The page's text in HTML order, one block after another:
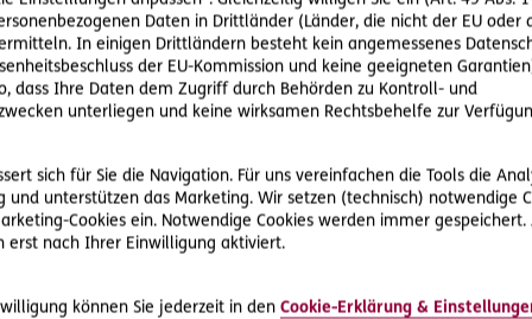
Daten in Drittländer (Länder, die nicht der EU oder
In einigen Drittländern besteht kein angemessenes
der EU-Kommission und keine geeigneten
dass Ihre Daten dem Zugriff durch Behörden zu Kontroll- und
unterliegen und keine wirksamen Rechtsbehelfe zur
sich für Sie die Navigation. Für uns vereinfachen die Tools die
und unterstützen das Marketing. Wir setzen (technisch) notwendige
Cookies ein. Notwendige Cookies werden immer
erst nach Ihrer Einwilligung aktiviert.
können Sie jederzeit in den Cookie-Erklärung &
Rechtsschutz-
D.A.S. Direkthilfe®